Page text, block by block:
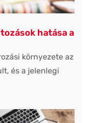
hatása a
környezete az
és a jelenlegi